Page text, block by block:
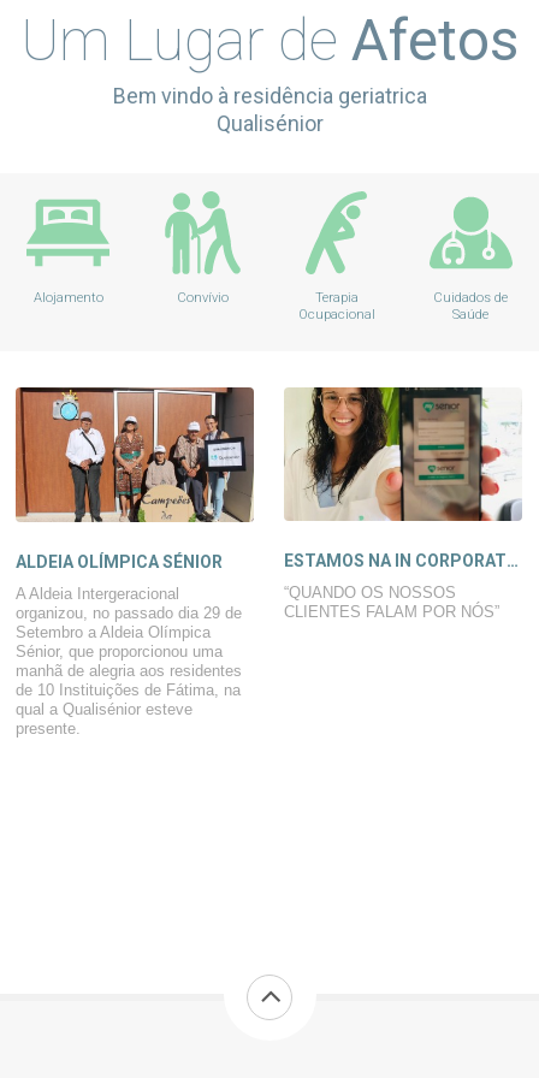
Um Lugar de Afetos
Bem vindo à residência geriatrica
Qualisénior
Alojamento Convívio
Terapia
Ocupacional
Cuidados de
Saúde
ALDEIA OLÍMPICA SÉNIOR
A Aldeia Intergeracional
organizou, no passado dia 29 de
Setembro a Aldeia Olímpica
Sénior, que proporcionou uma
manhã de alegria aos residentes
de 10 Instituições de Fátima, na
qual a Qualisénior esteve
presente.
ESTAMOS NA IN CORPORATE MAGAZINE
“QUANDO OS NOSSOS
CLIENTES FALAM POR NÓS”